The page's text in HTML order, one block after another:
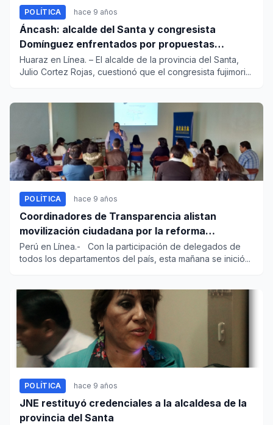
POLÍTICA hace 9 años
Áncash: alcalde del Santa y congresista
Domínguez enfrentados por propuestas
políticas
Huaraz en Línea. – El alcalde de la provincia del Santa,
Julio Cortez Rojas, cuestionó que el congresista fujimori...
POLÍTICA hace 9 años
Coordinadores de Transparencia alistan
movilización ciudadana por la reforma
institucional
Perú en Línea.- Con la participación de delegados de
todos los departamentos del país, esta mañana se inició...
POLÍTICA hace 9 años
JNE restituyó credenciales a la alcaldesa de la
provincia del Santa